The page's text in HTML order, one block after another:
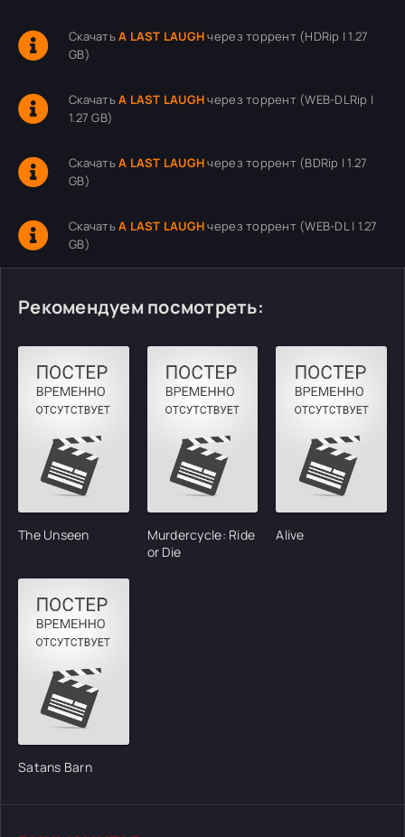
СкачатьA LAST LAUGHчерез торрент (HDRip | 1.27
GB)
СкачатьA LAST LAUGHчерез торрент (WEB-DLRip |
1.27 GB)
СкачатьA LAST LAUGHчерез торрент (BDRip | 1.27
GB)
СкачатьA LAST LAUGHчерез торрент (WEB-DL | 1.27
GB)
Рекомендуем посмотреть:
The Unseen
Murdercycle: Ride
or Die
Alive
Satans Barn